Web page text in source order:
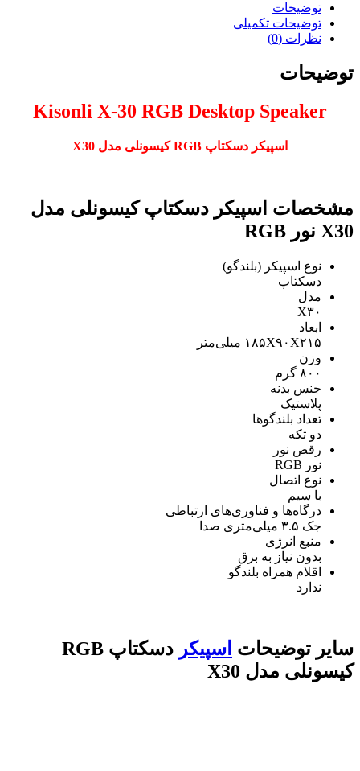
توضیحات
توضیحات تکمیلی
نظرات (0)
توضیحات
Kisonli X-30 RGB Desktop Speaker
اسپیکر دسکتاپ RGB کیسونلی مدل X30
مشخصات اسپیکر دسکتاپ کیسونلی مدل
X30 نور RGB
نوع اسپیکر (بلندگو)
دسکتاپ
مدل
X۳۰
ابعاد
۱۸۵X۹۰X۲۱۵ میلی‌متر
وزن
۸۰۰ گرم
جنس بدنه
پلاستیک
تعداد بلندگوها
دو تکه
رقص نور
نور RGB
نوع اتصال
با سیم
درگاه‌ها و فناوری‌های ارتباطی
جک ۳.۵ میلی‌متری صدا
منبع انرژی
بدون نیاز به برق
اقلام همراه بلندگو
ندارد
سایر توضیحات اسپیکر
دسکتاپ RGB
کیسونلی مدل X30